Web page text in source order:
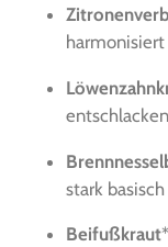
stark basisch
Bei­fuß­kraut